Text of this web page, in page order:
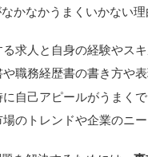
かなかうまくいかない
る求人と自身の経験やス
や職務経歴書の書き方や
自己アピールがうまく
のトレンドや企業のニ